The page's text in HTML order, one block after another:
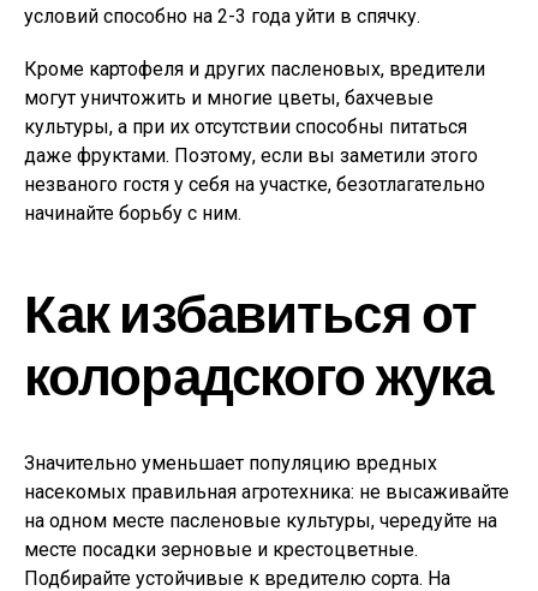
условий способно на 2-3 года уйти в спячку.
Кроме картофеля и других пасленовых, вредители
могут уничтожить и многие цветы, бахчевые
культуры, а при их отсутствии способны питаться
даже фруктами. Поэтому, если вы заметили этого
незваного гостя у себя на участке, безотлагательно
начинайте борьбу с ним.
Как избавиться от
колорадского жука
Значительно уменьшает популяцию вредных
насекомых правильная агротехника: не высаживайте
на одном месте пасленовые культуры, чередуйте на
месте посадки зерновые и крестоцветные.
Подбирайте устойчивые к вредителю сорта. На